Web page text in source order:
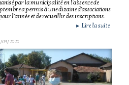
par la municipalité en l'absence de
a permis à une dizaine d'associations
l'année et de recueillir des inscriptions.
► Lire la suite
09/2020